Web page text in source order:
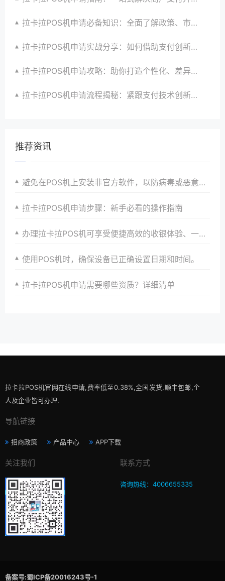
拉卡拉POS机申请必备知识：全面了解政策、市场、技术与创新趋势
拉卡拉POS机申请实战分享：如何借助支付创新技术提升商户运营效益与效率
拉卡拉POS机申请攻略：助你打造个性化、差异化支付体验以提升竞争力
拉卡拉POS机申请流程揭秘：紧跟支付技术创新步伐，抢占市场先机
推荐资讯
避免在POS机上安装非官方软件，以防病毒或恶意软件。
拉卡拉POS机申请步骤：新手必看的操作指南
办理拉卡拉POS机可享受便捷高效的收银体验、一站式解决方案、优惠政策以及全方位安全保障和服务支持
使用POS机时，确保设备已正确设置日期和时间。
拉卡拉POS机申请需要哪些资质？详细清单
拉卡拉POS机官网在线申请,费率低至0.38%,全国发货,顺丰包邮,个
人及企业皆可办理.
导航链接
招商政策 产品中心 APP下载
关注我们 联系方式
咨询热线：4006655335
备案号:蜀ICP备20016243号-1